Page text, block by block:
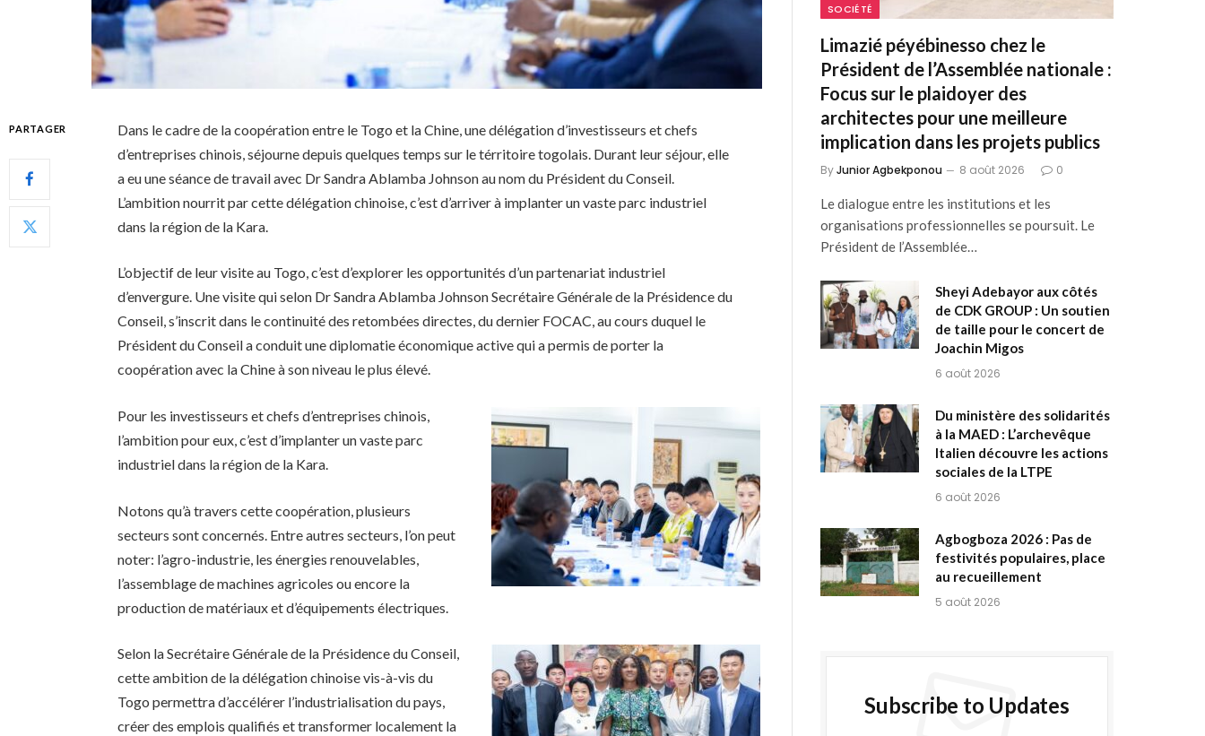
PARTAGER
Dans le cadre de la coopération entre le Togo et la Chine, une délégation d’investisseurs et chefs
d’entreprises chinois, séjourne depuis quelques temps sur le térritoire togolais. Durant leur séjour, elle
a eu une séance de travail avec Dr Sandra Ablamba Johnson au nom du Président du Conseil.
L’ambition nourrit par cette délégation chinoise, c’est d’arriver à implanter un vaste parc industriel
dans la région de la Kara.
L’objectif de leur visite au Togo, c’est d’explorer les opportunités d’un partenariat industriel
d’envergure. Une visite qui selon Dr Sandra Ablamba Johnson Secrétaire Générale de la Présidence du
Conseil, s’inscrit dans le continuité des retombées directes, du dernier FOCAC, au cours duquel le
Président du Conseil a conduit une diplomatie économique active qui a permis de porter la
coopération avec la Chine à son niveau le plus élevé.
Pour les investisseurs et chefs d’entreprises chinois,
l’ambition pour eux, c’est d’implanter un vaste parc
industriel dans la région de la Kara.
Notons qu’à travers cette coopération, plusieurs
secteurs sont concernés. Entre autres secteurs, l’on peut
noter: l’agro-industrie, les énergies renouvelables,
l’assemblage de machines agricoles ou encore la
production de matériaux et d’équipements électriques.
Selon la Secrétaire Générale de la Présidence du Conseil,
cette ambition de la délégation chinoise vis-à-vis du
Togo permettra d’accélérer l’industrialisation du pays,
créer des emplois qualifiés et transformer localement la
SOCIÉTÉ
Limazié péyébinesso chez le
Président de l’Assemblée nationale :
Focus sur le plaidoyer des
architectes pour une meilleure
implication dans les projets publics
ByJunior Agbekponou 8 août 2026 0
Le dialogue entre les institutions et les
organisations professionnelles se poursuit. Le
Président de l’Assemblée…
Sheyi Adebayor aux côtés
de CDK GROUP : Un soutien
de taille pour le concert de
Joachin Migos
6 août 2026
Du ministère des solidarités
à la MAED : L’archevêque
Italien découvre les actions
sociales de la LTPE
6 août 2026
Agbogboza 2026 : Pas de
festivités populaires, place
au recueillement
5 août 2026
Subscribe to Updates